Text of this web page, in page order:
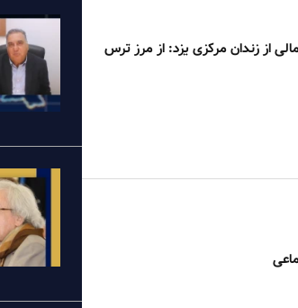
از زندان مرکزی یزد: از مرز ترس